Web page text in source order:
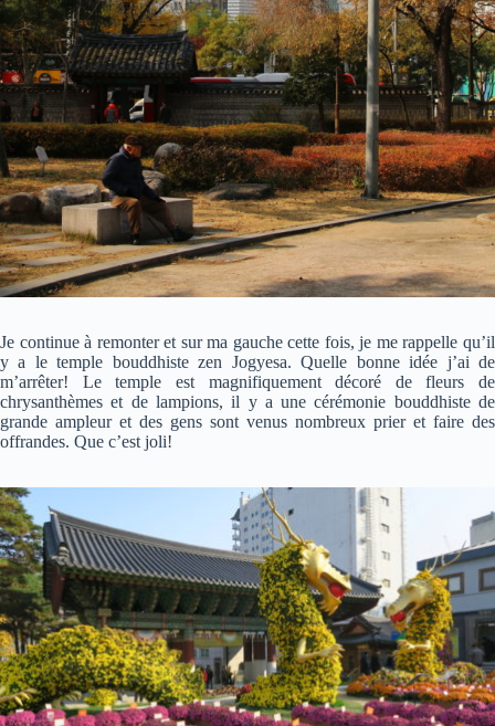
Je continue à remonter et sur ma gauche cette fois, je me rappelle qu’il
y a le temple bouddhiste zen Jogyesa. Quelle bonne idée j’ai de
m’arrêter! Le temple est magnifiquement décoré de fleurs de
chrysanthèmes et de lampions, il y a une cérémonie bouddhiste de
grande ampleur et des gens sont venus nombreux prier et faire des
offrandes. Que c’est joli!